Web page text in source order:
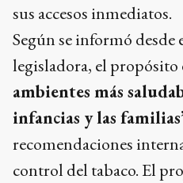
sus accesos inmediatos.
Según se informó desde
legisladora, el propósito
ambientes más
infancias y las
recomendaciones
control del tabaco. El